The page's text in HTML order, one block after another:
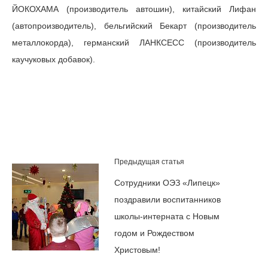
ЙОКОХАМА (производитель автошин), китайский Лифан
(автопроизводитель), бельгийский Бекарт (производитель
металлокорда), германский ЛАНКСЕСС (производитель
каучуковых добавок).
Предыдущая статья
Сотрудники ОЭЗ «Липецк»
поздравили воспитанников
школы-интерната с Новым
годом и Рождеством
Христовым!